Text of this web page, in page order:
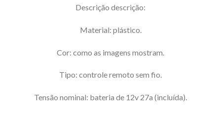
Descrição descrição:
Material: plástico.
Cor: como as imagens mostram.
Tipo: controle remoto sem fio.
Tensão nominal: bateria de 12v 27a (incluída).